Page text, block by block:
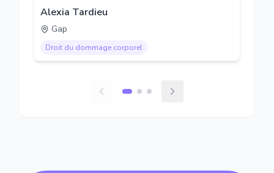
Alexia Tardieu
Gap
Droit du dommage corporel